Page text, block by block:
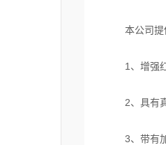
本公司提供
1、增强红
2、具有真
3、带有加